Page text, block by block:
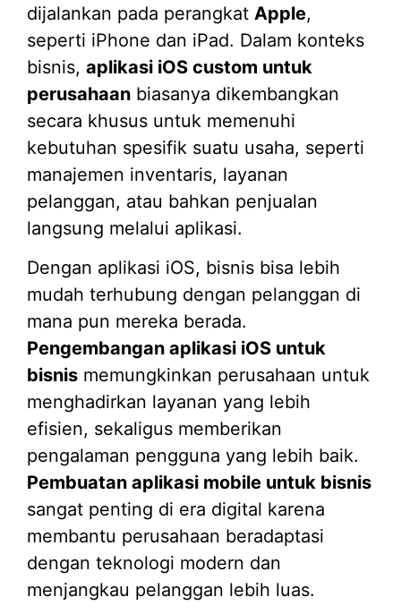
dijalankan pada perangkat Apple,
seperti iPhone dan iPad. Dalam konteks
bisnis, aplikasi iOS custom untuk
perusahaan biasanya dikembangkan
secara khusus untuk memenuhi
kebutuhan spesifik suatu usaha, seperti
manajemen inventaris, layanan
pelanggan, atau bahkan penjualan
langsung melalui aplikasi.
Dengan aplikasi iOS, bisnis bisa lebih
mudah terhubung dengan pelanggan di
mana pun mereka berada.
Pengembangan aplikasi iOS untuk
bisnis memungkinkan perusahaan untuk
menghadirkan layanan yang lebih
efisien, sekaligus memberikan
pengalaman pengguna yang lebih baik.
Pembuatan aplikasi mobile untuk bisnis
sangat penting di era digital karena
membantu perusahaan beradaptasi
dengan teknologi modern dan
menjangkau pelanggan lebih luas.